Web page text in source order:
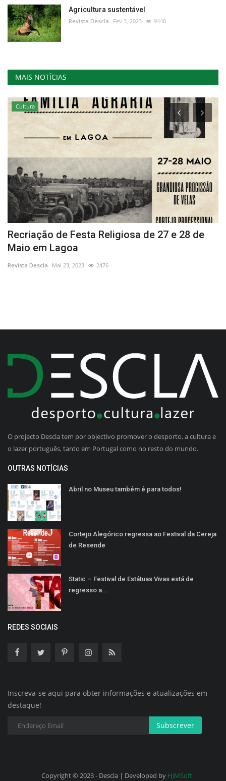
Agricultura sustentável
Revista Descla Fev 3, 2023 9440
MAIS NOTÍCIAS
Cultura
Recriação de Festa Religiosa de 27 e 28 de
Maio em Lagoa
Revista Descla Mai 23, 2023 2476
O projecto Descla tem por objectivo promover o desporto, a cultura e
o lazer português, tanto em Portugal como no resto do mundo.
OUTRAS NOTÍCIAS
Abril no Museu também é para todos!
Cortejo Alegórico regressa ao Festival da Cereja
de Resende
Static – Festival de Estátuas Vivas está de
regresso a...
REDES SOCIAIS
Inscreva-se aqui para obter informações e atualizações em
destaque!
Subscrever
Copyright © 2023 - Descla | Developed by HJMSoft